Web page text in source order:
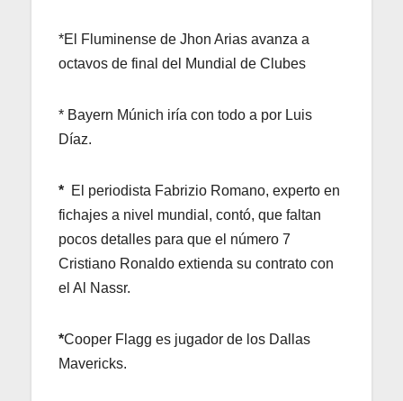
*El Fluminense de Jhon Arias avanza a
octavos de final del Mundial de Clubes
* Bayern Múnich iría con todo a por Luis
Díaz.
* El periodista Fabrizio Romano, experto en
fichajes a nivel mundial, contó, que faltan
pocos detalles para que el número 7
Cristiano Ronaldo extienda su contrato con
el Al Nassr.
*Cooper Flagg es jugador de los Dallas
Mavericks.